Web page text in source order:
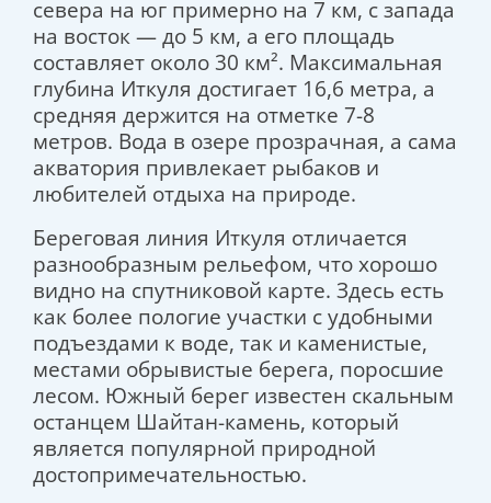
севера на юг примерно на 7 км, с запада
на восток — до 5 км, а его площадь
составляет около 30 км². Максимальная
глубина Иткуля достигает 16,6 метра, а
средняя держится на отметке 7-8
метров. Вода в озере прозрачная, а сама
акватория привлекает рыбаков и
любителей отдыха на природе.
Береговая линия Иткуля отличается
разнообразным рельефом, что хорошо
видно на спутниковой карте. Здесь есть
как более пологие участки с удобными
подъездами к воде, так и каменистые,
местами обрывистые берега, поросшие
лесом. Южный берег известен скальным
останцем Шайтан-камень, который
является популярной природной
достопримечательностью.